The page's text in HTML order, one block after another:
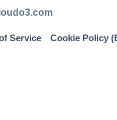
Service Cookie Policy